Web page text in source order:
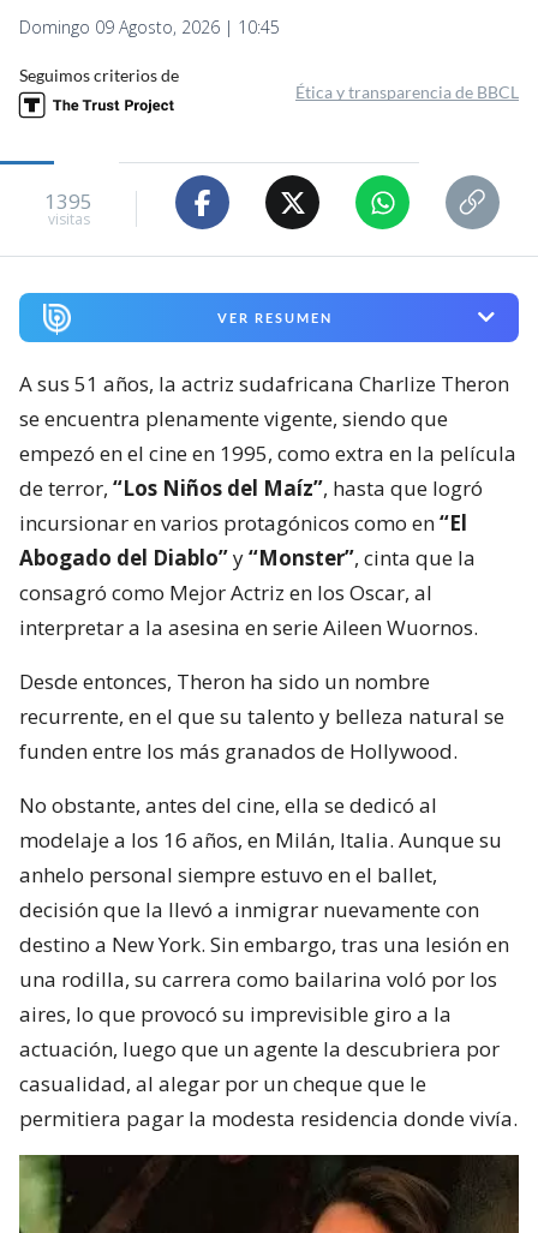
Domingo 09 Agosto, 2026 | 10:45
Seguimos criterios de
Ética y transparencia de BBCL
1395
visitas
VER RESUMEN
A sus 51 años, la actriz sudafricana Charlize Theron
se encuentra plenamente vigente, siendo que
empezó en el cine en 1995, como extra en la película
de terror, “Los Niños del Maíz”, hasta que logró
incursionar en varios protagónicos como en“El
Abogado del Diablo”y“Monster”, cinta que la
consagró como Mejor Actriz en los Oscar, al
interpretar a la asesina en serie Aileen Wuornos.
Desde entonces, Theron ha sido un nombre
recurrente, en el que su talento y belleza natural se
funden entre los más granados de Hollywood.
No obstante, antes del cine, ella se dedicó al
modelaje a los 16 años, en Milán, Italia. Aunque su
anhelo personal siempre estuvo en el ballet,
decisión que la llevó a inmigrar nuevamente con
destino a New York. Sin embargo, tras una lesión en
una rodilla, su carrera como bailarina voló por los
aires, lo que provocó su imprevisible giro a la
actuación, luego que un agente la descubriera por
casualidad, al alegar por un cheque que le
permitiera pagar la modesta residencia donde vivía.